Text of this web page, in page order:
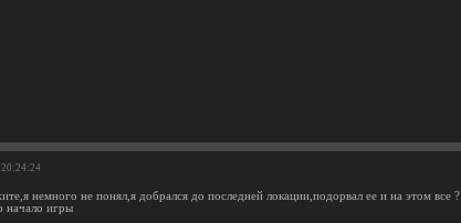
20:24:24
немного не понял,я добрался до последней локации,подорвал ее и на этом все ?
начало игры